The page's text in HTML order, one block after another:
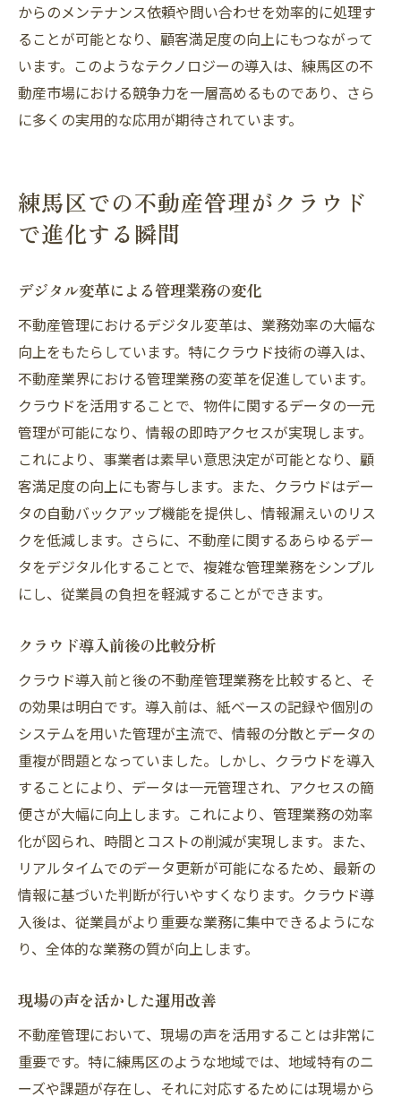
からのメンテナンス依頼や問い合わせを効率的に処理す
ることが可能となり、顧客満足度の向上にもつながって
います。このようなテクノロジーの導入は、練馬区の不
動産市場における競争力を一層高めるものであり、さら
に多くの実用的な応用が期待されています。
練馬区での不動産管理がクラウド
で進化する瞬間
デジタル変革による管理業務の変化
不動産管理におけるデジタル変革は、業務効率の大幅な
向上をもたらしています。特にクラウド技術の導入は、
不動産業界における管理業務の変革を促進しています。
クラウドを活用することで、物件に関するデータの一元
管理が可能になり、情報の即時アクセスが実現します。
これにより、事業者は素早い意思決定が可能となり、顧
客満足度の向上にも寄与します。また、クラウドはデー
タの自動バックアップ機能を提供し、情報漏えいのリス
クを低減します。さらに、不動産に関するあらゆるデー
タをデジタル化することで、複雑な管理業務をシンプル
にし、従業員の負担を軽減することができます。
クラウド導入前後の比較分析
クラウド導入前と後の不動産管理業務を比較すると、そ
の効果は明白です。導入前は、紙ベースの記録や個別の
システムを用いた管理が主流で、情報の分散とデータの
重複が問題となっていました。しかし、クラウドを導入
することにより、データは一元管理され、アクセスの簡
便さが大幅に向上します。これにより、管理業務の効率
化が図られ、時間とコストの削減が実現します。また、
リアルタイムでのデータ更新が可能になるため、最新の
情報に基づいた判断が行いやすくなります。クラウド導
入後は、従業員がより重要な業務に集中できるようにな
り、全体的な業務の質が向上します。
現場の声を活かした運用改善
不動産管理において、現場の声を活用することは非常に
重要です。特に練馬区のような地域では、地域特有のニ
ーズや課題が存在し、それに対応するためには現場から